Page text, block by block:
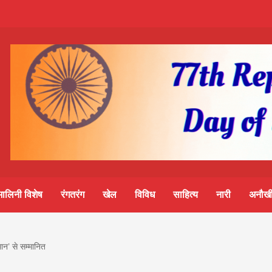
विशेष रंगतरंग खेल विविध साहित्य नारी
से सम्मानित